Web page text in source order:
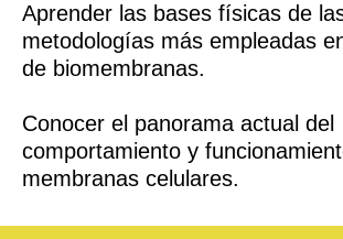
Aprender las bases físicas de
metodologías más empleadas
de biomembranas.
Conocer el panorama actual del
comportamiento y
membranas celulares.